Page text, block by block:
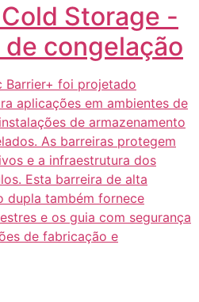
Storage -
congelação
Barrier+ foi projetado
aplicações em ambientes de
de armazenamento
As barreiras protegem
e a infraestrutura dos
Esta barreira de alta
dupla também fornece
e os guia com segurança
de fabricação e